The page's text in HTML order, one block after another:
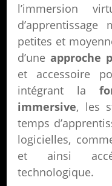
l’immersion
petites et
d’uneapproche
et accessoire
intégrant la
immersive, les
temps
logicielles,
et ainsi
technologique.